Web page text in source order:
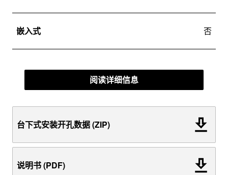
嵌入式 否
阅读详细信息
台下式安装开孔数据 (ZIP)
说明书 (PDF)